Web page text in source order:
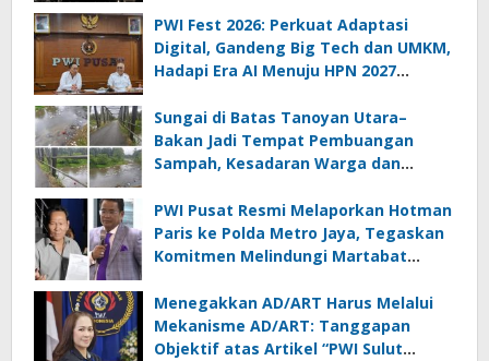
PWI Fest 2026: Perkuat Adaptasi
Digital, Gandeng Big Tech dan UMKM,
Hadapi Era AI Menuju HPN 2027
Sungai di Batas Tanoyan Utara–
Bakan Jadi Tempat Pembuangan
Sampah, Kesadaran Warga dan
PWI Pusat Resmi Melaporkan Hotman
Paris ke Polda Metro Jaya, Tegaskan
Komitmen Melindungi Martabat
Menegakkan AD/ART Harus Melalui
Mekanisme AD/ART: Tanggapan
Objektif atas Artikel “PWI Sulut